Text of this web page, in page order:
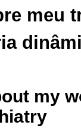
meu
my